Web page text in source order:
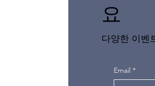
요
다양한 이벤
Email *